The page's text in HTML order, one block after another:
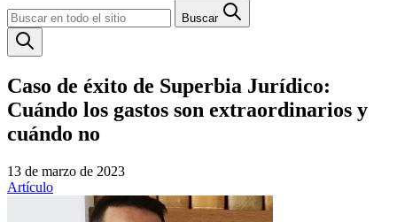
Buscar
Caso de éxito de Superbia Jurídico:
Cuándo los gastos son extraordinarios y
cuándo no
13 de marzo de 2023
Artículo